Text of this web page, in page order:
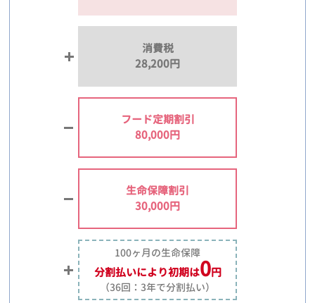
消費税
28,200円
フード定期割引
80,000円
生命保障割引
30,000円
100ヶ月の生命保障
分割払いにより初期は0円
（36回：3年で分割払い）